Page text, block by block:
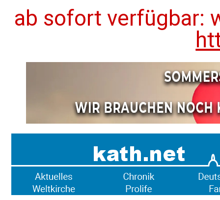
ab sofort verfügbar: